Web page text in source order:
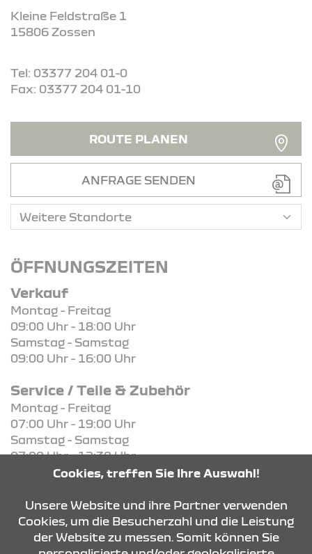
Kleine Feldstraße 1
15806 Zossen
Tel: 03377 204 01-0
Fax: 03377 204 01-10
ROUTE PLANEN
ANFRAGE SENDEN
ÖFFNUNGSZEITEN
Verkauf
Montag - Freitag
09:00 Uhr - 18:00 Uhr
Samstag - Samstag
09:00 Uhr - 16:00 Uhr
Service / Teile & Zubehör
Montag - Freitag
07:00 Uhr - 19:00 Uhr
Samstag - Samstag
07:00 Uhr - 12:30 Uhr
KONTAKT & ANFAHRT
Cookies, treffen Sie Ihre Auswahl!
Unsere Website und ihre Partner verwenden
Cookies, um die Besucherzahl und die Leistung
der Website zu messen. Somit können Sie